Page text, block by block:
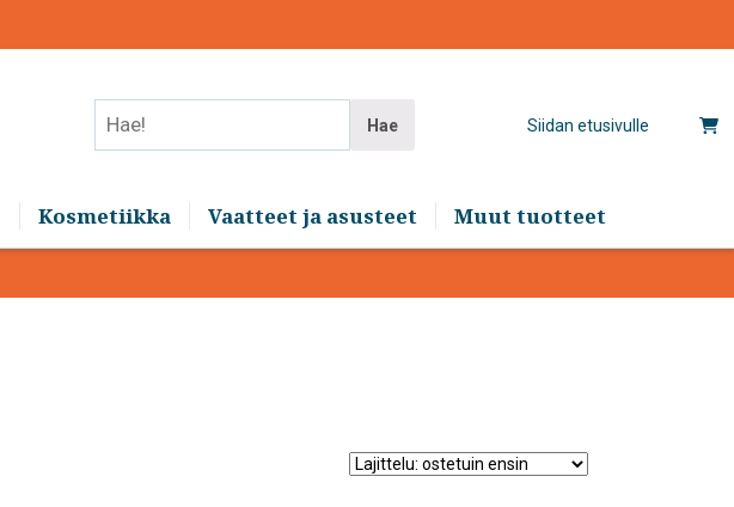
Siidan etusivulle
Hae
Kosmetiikka Vaatteet ja asusteet Muut tuotteet